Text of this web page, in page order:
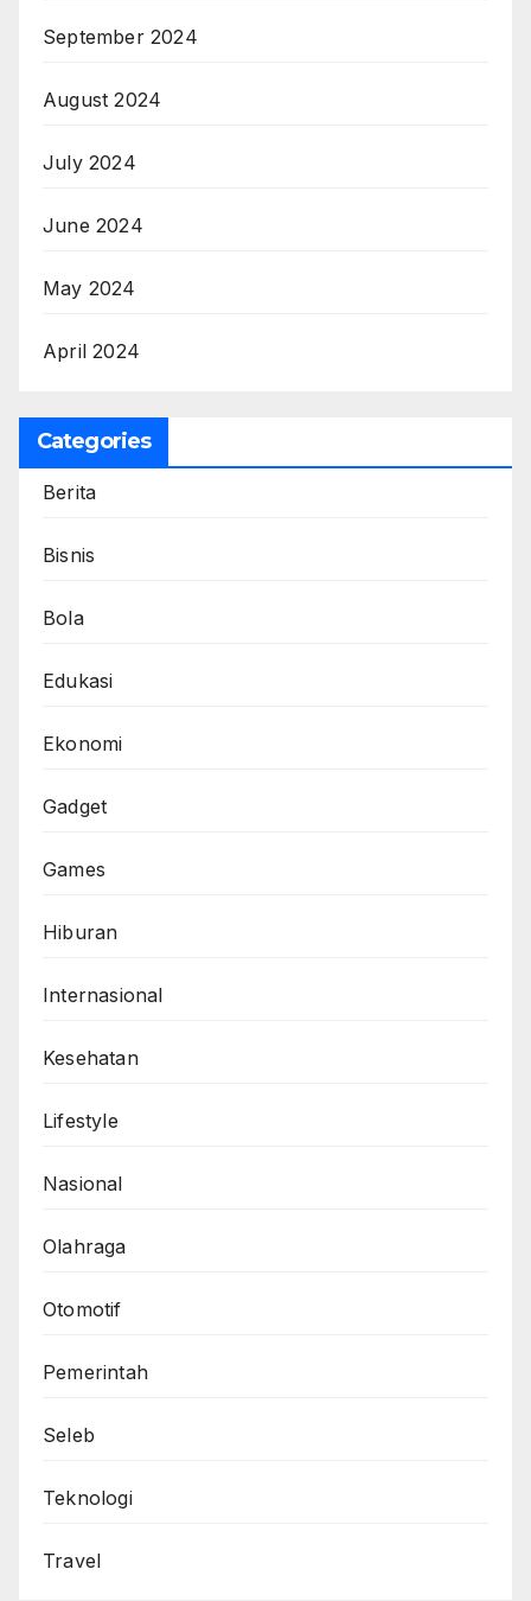
September 2024
August 2024
July 2024
June 2024
May 2024
April 2024
Categories
Berita
Bisnis
Bola
Edukasi
Ekonomi
Gadget
Games
Hiburan
Internasional
Kesehatan
Lifestyle
Nasional
Olahraga
Otomotif
Pemerintah
Seleb
Teknologi
Travel